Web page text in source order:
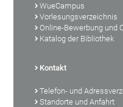
WueCampus
Vorlesungsverzeichnis
Online-Bewerbung und
Katalog der Bibliothek
Kontakt
Telefon- und
Standorte und Anfahrt